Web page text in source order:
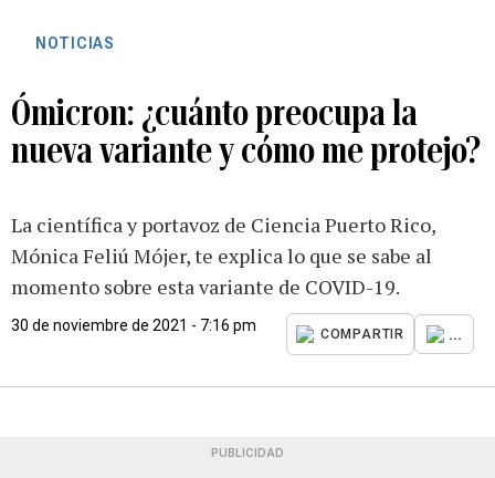
NOTICIAS
Ómicron: ¿cuánto preocupa la
nueva variante y cómo me protejo?
La científica y portavoz de Ciencia Puerto Rico,
Mónica Feliú Mójer, te explica lo que se sabe al
momento sobre esta variante de COVID-19.
30 de noviembre de 2021 - 7:16 pm
COMPARTIR ...
PUBLICIDAD